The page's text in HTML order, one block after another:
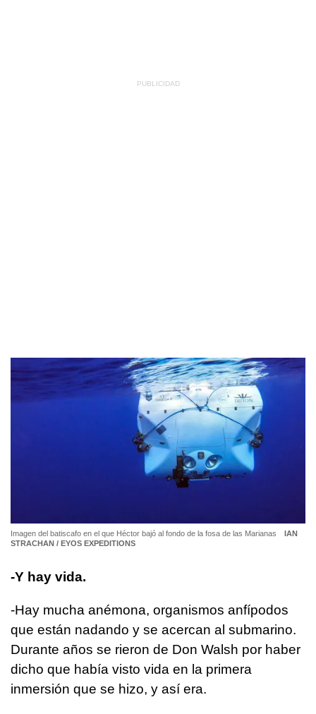
Imagen del batiscafo en el que Héctor bajó al fondo de la fosa de las Marianas
IAN
STRACHAN / EYOS EXPEDITIONS
-Y hay vida.
-Hay mucha anémona, organismos anfípodos
que están nadando y se acercan al submarino.
Durante años se rieron de Don Walsh por haber
dicho que había visto vida en la primera
inmersión que se hizo, y así era.